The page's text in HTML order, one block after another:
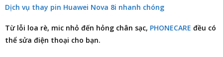
Dịch vụ thay pin Huawei Nova 8i nhanh chóng
Từ lỗi loa rè, mic nhỏ đến hỏng chân sạc, PHONECARE đều có
thể sửa điện thoại cho bạn.